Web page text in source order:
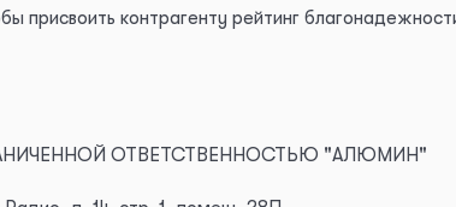
присвоить контрагенту рейтинг
ОТВЕТСТВЕННОСТЬЮ "АЛЮМИН"